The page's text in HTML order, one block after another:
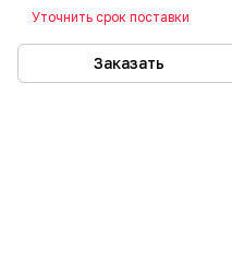
Уточнить срок поставки
Заказать